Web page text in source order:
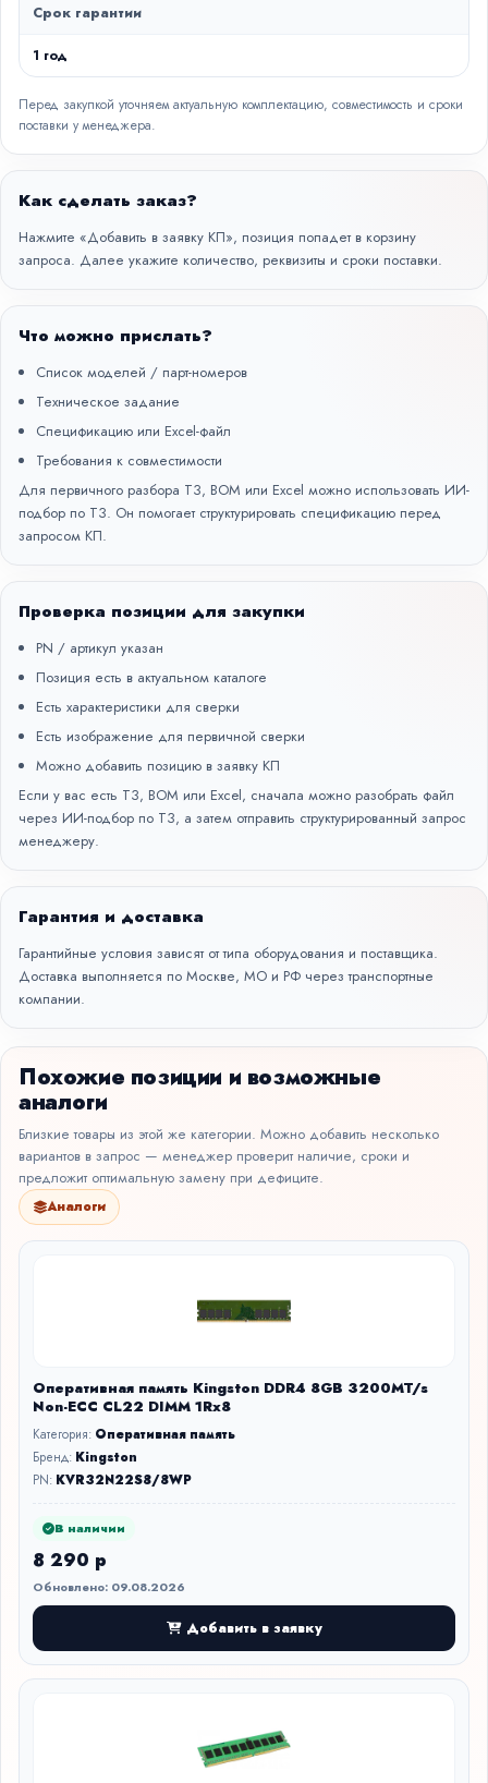
Срок гарантии
1 год
Перед закупкой уточняем актуальную комплектацию, совместимость и сроки
поставки у менеджера.
Как сделать заказ?
Нажмите «Добавить в заявку КП», позиция попадет в корзину
запроса. Далее укажите количество, реквизиты и сроки поставки.
Что можно прислать?
Список моделей / парт-номеров
Техническое задание
Спецификацию или Excel-файл
Требования к совместимости
Для первичного разбора ТЗ, BOM или Excel можно использовать ИИ-
подбор по ТЗ. Он помогает структурировать спецификацию перед
запросом КП.
Проверка позиции для закупки
PN / артикул указан
Позиция есть в актуальном каталоге
Есть характеристики для сверки
Есть изображение для первичной сверки
Можно добавить позицию в заявку КП
Если у вас есть ТЗ, BOM или Excel, сначала можно разобрать файл
через ИИ-подбор по ТЗ, а затем отправить структурированный запрос
менеджеру.
Гарантия и доставка
Гарантийные условия зависят от типа оборудования и поставщика.
Доставка выполняется по Москве, МО и РФ через транспортные
компании.
Похожие позиции и возможные
аналоги
Близкие товары из этой же категории. Можно добавить несколько
вариантов в запрос — менеджер проверит наличие, сроки и
предложит оптимальную замену при дефиците.
Аналоги
Оперативная память Kingston DDR4 8GB 3200MT/s
Non-ECC CL22 DIMM 1Rx8
Категория: Оперативная память
Бренд: Kingston
PN: KVR32N22S8/8WP
В наличии
8 290 р
Обновлено: 09.08.2026
Добавить в заявку